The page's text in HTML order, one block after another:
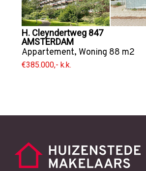
H. Cleyndertweg 847
AMSTERDAM
Appartement, Woning 88 m2
€385.000,- k.k.